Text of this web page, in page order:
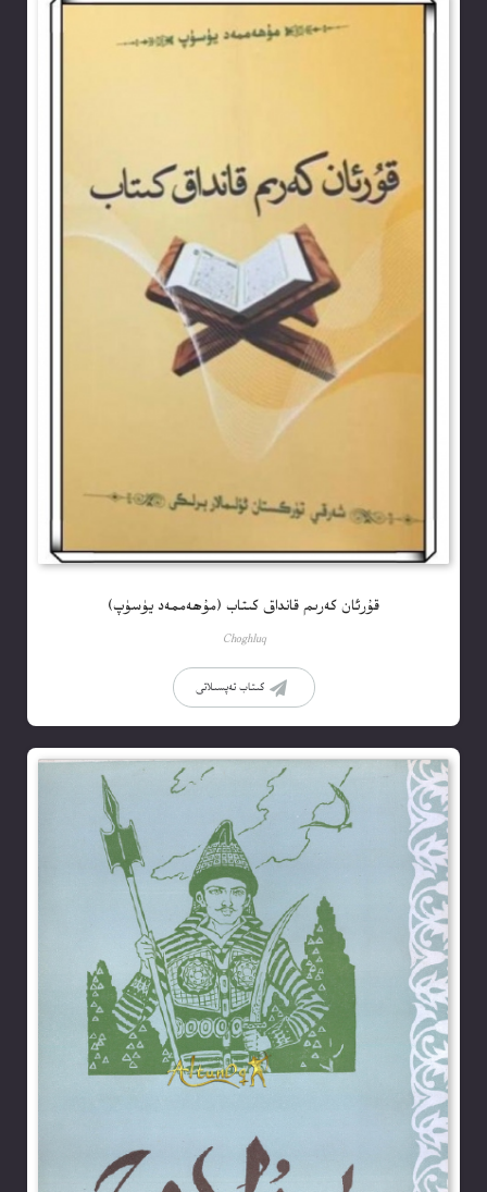
قۇرئان كەرىم قانداق كىتاب (مۇھەممەد يۈسۈپ)
Choghluq
كىتاب تەپسىلاتى